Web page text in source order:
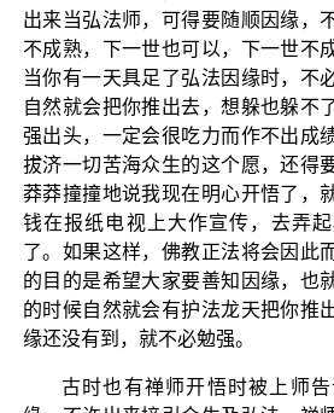
出来当弘法师，可得要随顺因缘，
不成熟，下一世也可以，下一世不
当你有一天具足了弘法因缘时，不
自然就会把你推出去，想躲也躲不
强出头，一定会很吃力而作不出成
拔济一切苦海众生的这个愿，还得
莽莽撞撞地说我现在明心开悟了，
钱在报纸电视上大作宣传，去弄
了。如果这样，佛教正法将会因此
的目的是希望大家要善知因缘，也
的时候自然就会有护法龙天把你推
缘还没有到，就不必勉强。
古时也有禅师开悟时被上师